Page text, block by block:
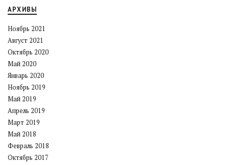
АРХИВЫ
Ноябрь 2021
Август 2021
Октябрь 2020
Май 2020
Январь 2020
Ноябрь 2019
Май 2019
Апрель 2019
Март 2019
Май 2018
Февраль 2018
Октябрь 2017